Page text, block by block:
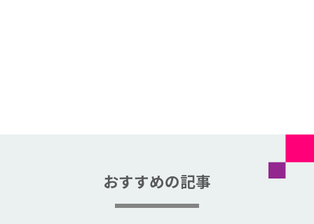
おすすめの記事